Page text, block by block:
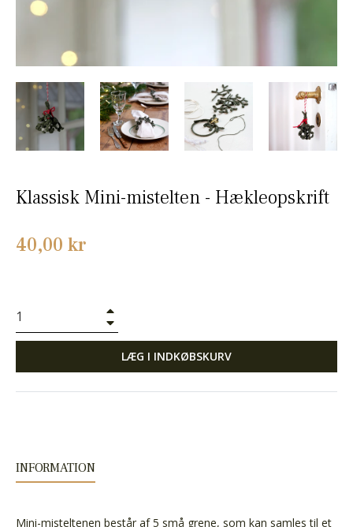
Klassisk Mini-mistelten - Hækleopskrift
Normalpris
40,00 kr
LÆG I INDKØBSKURV
INFORMATION
Mini-misteltenen består af 5 små grene, som kan samles til et